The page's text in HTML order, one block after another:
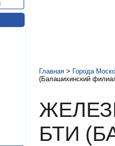
Главная > Города
(Балашихинский
БТИ